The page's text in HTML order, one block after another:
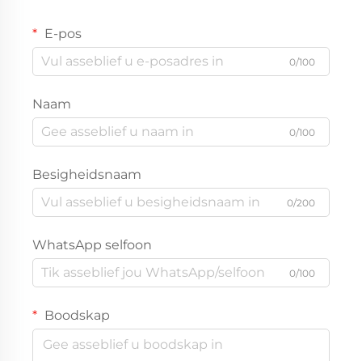
E-pos
0/100
Naam
0/100
Besigheidsnaam
0/200
WhatsApp selfoon
0/100
Boodskap